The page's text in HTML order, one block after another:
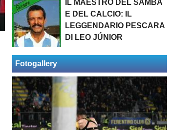
IL MAESTRO DEL SAMBA
E DEL CALCIO: IL
LEGGENDARIO PESCARA
DI LEO JÚNIOR
Fotogallery